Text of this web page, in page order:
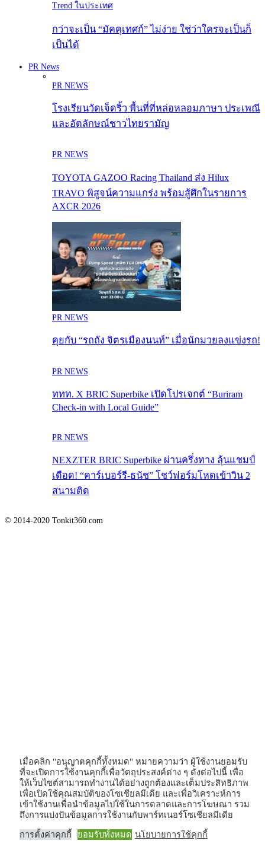
Trend ในประเทศ
กว่าจะเป็น “มัคคุเทศก์” ไม่ง่าย ใช่ว่าใครจะเป็นก็
เป็นได้
PR News
PR NEWS
โรงเรียนวัดเจ็ดริ้ว พื้นที่ที่หล่อหลอมภาษา ประเพณี
และอัตลักษณ์ชาวไทยรามัญ
PR NEWS
TOYOTA GAZOO Racing Thailand ส่ง Hilux
TRAVO พิสูจน์ความแกร่ง พร้อมสู้ศึกในรายการ
AXCR 2026
PR NEWS
คุยกับ “รถถัง จิตรเมืองนนท์” เมื่อนักมวยลงแข่งรถ!
PR NEWS
ททท. X BRIC Superbike เปิดโปรเจกต์ “Buriram
Check-in with Local Guide”
PR NEWS
NEXZTER BRIC Superbike ผ่านครึ่งทาง ลุ้นแชมป์
เดือด! “คาร์เบอร์รี-ธนัช” โชว์ฟอร์มโหดเข้าวิน 2
สนามติด
© 2014-2020 Tonkit360.com
เมื่อคลิก "อนุญาตคุกกี้ทั้งหมด" หมายความว่า ผู้ใช้งานยอมรับ
ที่จะเปิดการใช้งานคุกกี้เพื่อวัตถุประสงค์ต่าง ๆ ดังต่อไปนี้ เพื่อ
ให้เว็บไซต์สามารถทำงานได้อย่างถูกต้องและเต็มประสิทธิภาพ
เพื่อเปิดใช้คุณสมบัติของโซเชียลมีเดีย และเพื่อวิเคราะห์การ
เข้าใช้งานเพื่อนำข้อมูลไปใช้ในการตลาดและการโฆษณา รวม
ถึงการแบ่งปันข้อมูลการใช้งานกับพาร์ทเนอร์โซเชียลมีเดีย
การตั้งค่าคุกกี้ ยอมรับทั้งหมด นโยบายการใช้คุกกี้